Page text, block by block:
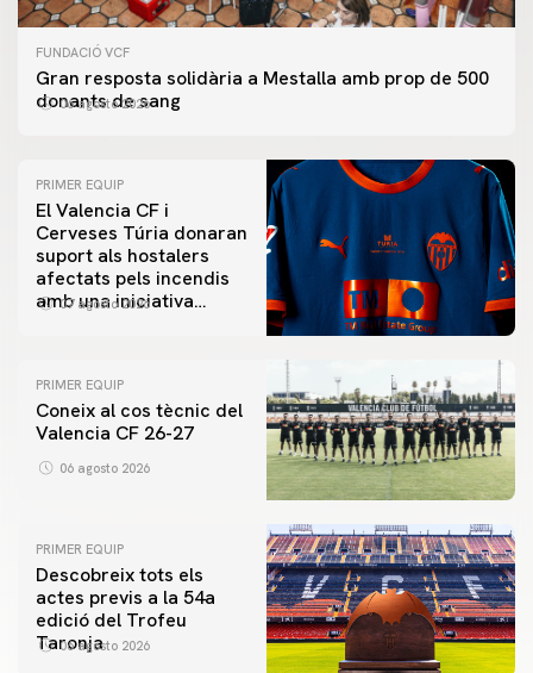
FUNDACIÓ VCF
Gran resposta solidària a Mestalla amb prop de 500
donants de sang
06 agosto 2026
PRIMER EQUIP
El Valencia CF i
Cerveses Túria donaran
suport als hostalers
afectats pels incendis
amb una iniciativa
07 agosto 2026
PRIMER EQUIP
Coneix al cos tècnic del
Valencia CF 26-27
06 agosto 2026
PRIMER EQUIP
Descobreix tots els
actes previs a la 54a
edició del Trofeu
Taronja
06 agosto 2026